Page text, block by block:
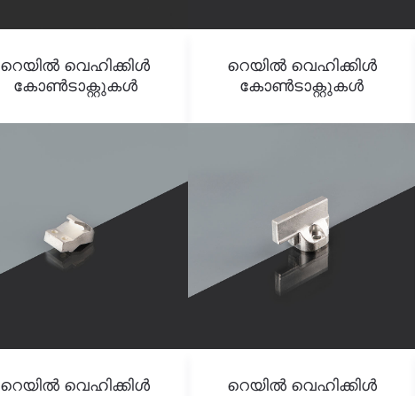
റെയിൽ വെഹിക്കിൾ
കോൺടാക്റ്റുകൾ
റെയിൽ വെഹിക്കിൾ
കോൺടാക്റ്റുകൾ
റെയിൽ വെഹിക്കിൾ
റെയിൽ വെഹിക്കിൾ